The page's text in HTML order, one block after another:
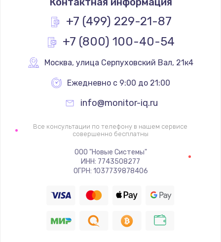
Заказать
Замена видеокарты
1600 руб.
Заказать
Ремонт цепей питания
2500 руб.
750 руб.
Заказать
Установка драйверов
725 руб.
+7 (499) 229-21-87
+7 (800) 100-40-54
Москва, улица Серпуховский Вал, 21к4
Ежедневно с 9:00 до 21:00
info@monitor-iq.ru
Все консультации по телефону в нашем сервисе
совершенно бесплатны
ООО "Новые Системы"
ИНН: 7743508277
ОГРН: 1037739878406